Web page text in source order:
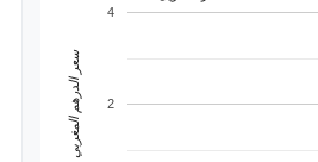
2
4
سعر الدرهم المغربي